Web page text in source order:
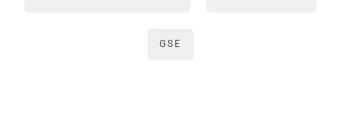
GSE